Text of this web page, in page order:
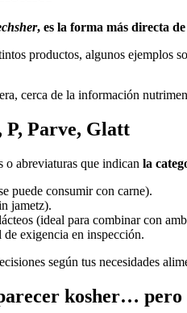
, es la forma más directa
productos, algunos ejemplos
cerca de la información
P, Parve, Glatt
o abreviaturas que indican la
puede consumir con carne).
jametz).
(ideal para combinar con
exigencia en inspección.
según tus necesidades
kosher… pero